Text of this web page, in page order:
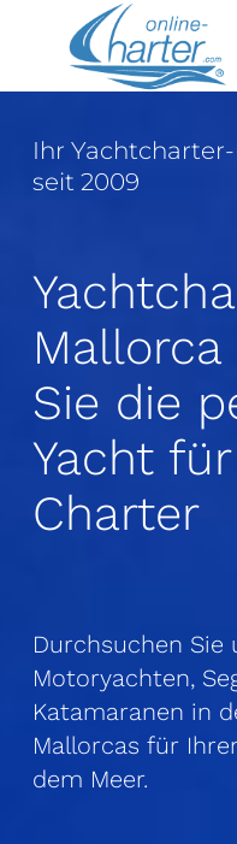
Ihr
seit 2009
Sie die
Yacht
Charter
Durchsuchen Sie
Motor­yachten,
Katamaranen in
Mallorcas für
dem Meer.